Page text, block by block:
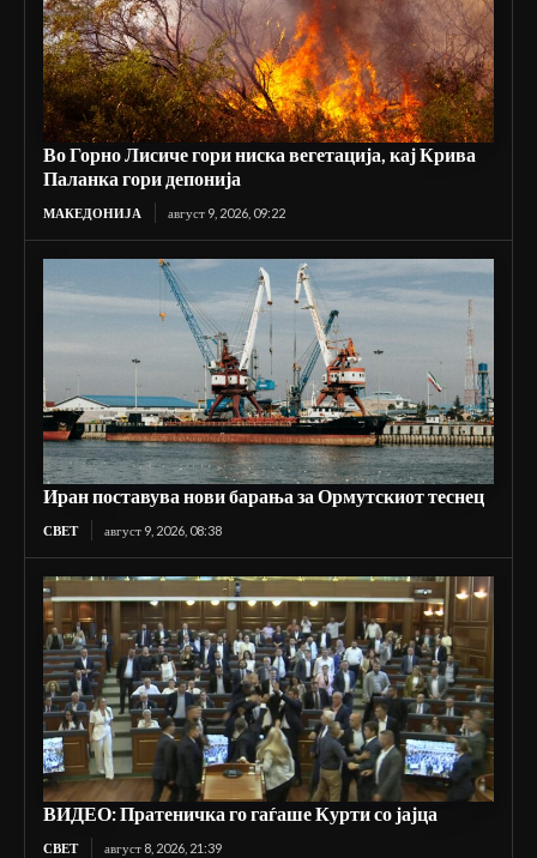
Во Горно Лисиче гори ниска вегетација, кај Крива
Паланка гори депонија
МАКЕДОНИЈА август 9, 2026, 09:22
Иран поставува нови барања за Ормутскиот теснец
СВЕТ август 9, 2026, 08:38
ВИДЕО: Пратеничка го гаѓаше Курти со јајца
СВЕТ август 8, 2026, 21:39